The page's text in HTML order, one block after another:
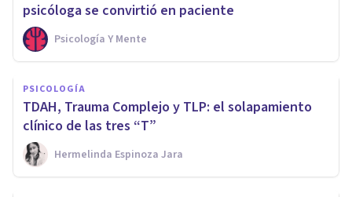
psicóloga se convirtió en paciente
Psicología Y Mente
PSICOLOGÍA
TDAH, Trauma Complejo y TLP: el solapamiento
clínico de las tres “T”
Hermelinda Espinoza Jara